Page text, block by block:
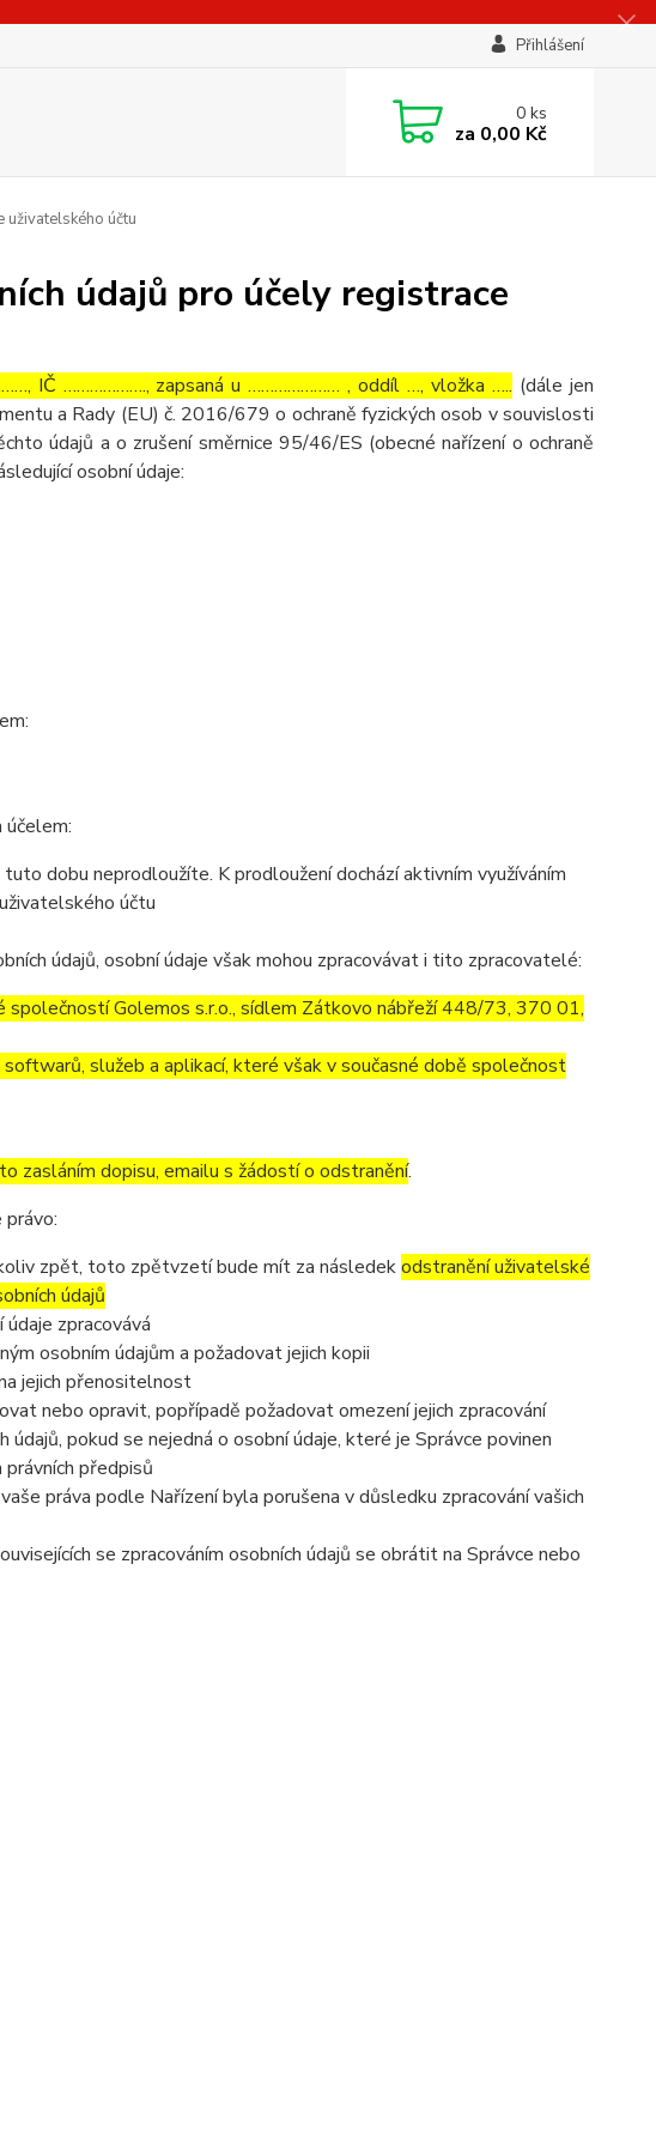
Přihlášení
0ks
za 0,00 Kč
účtu
údajů pro účely registrace
IČ ………………., zapsaná u ………………… , oddíl …, vložka ….. (dále jen
a Rady (EU) č. 2016/679 o ochraně fyzických osob v souvislosti
údajů a o zrušení směrnice 95/46/ES (obecné nařízení o ochraně
osobní údaje:
dobu neprodloužíte. K prodloužení dochází aktivním využíváním
účtu
údajů, osobní údaje však mohou zpracovávat i tito zpracovatelé:
Golemos s.r.o., sídlem Zátkovo nábřeží 448/73, 370 01,
služeb a aplikací, které však v současné době společnost
zasláním dopisu, emailu s žádostí o odstranění.
zpět, toto zpětvzetí bude mít za následekodstranění uživatelské
údajů
zpracovává
osobním údajům a požadovat jejich kopii
jejich přenositelnost
nebo opravit, popřípadě požadovat omezení jejich zpracování
pokud se nejedná o osobní údaje, které je Správce povinen
předpisů
práva podle Nařízení byla porušena v důsledku zpracování vašich
se zpracováním osobních údajů se obrátit na Správce nebo